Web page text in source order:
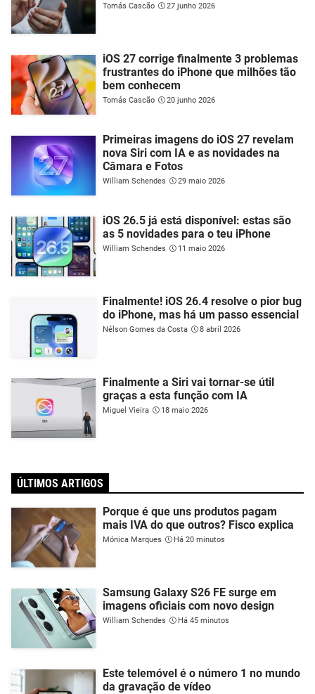
Tomás Cascão 27 junho 2026
iOS 27 corrige finalmente 3 problemas
frustrantes do iPhone que milhões tão
bem conhecem
Tomás Cascão 20 junho 2026
Primeiras imagens do iOS 27 revelam
nova Siri com IA e as novidades na
Câmara e Fotos
William Schendes 29 maio 2026
iOS 26.5 já está disponível: estas são
as 5 novidades para o teu iPhone
William Schendes 11 maio 2026
Finalmente! iOS 26.4 resolve o pior bug
do iPhone, mas há um passo essencial
Nélson Gomes da Costa 8 abril 2026
Finalmente a Siri vai tornar-se útil
graças a esta função com IA
Miguel Vieira 18 maio 2026
ÚLTIMOS ARTIGOS
Porque é que uns produtos pagam
mais IVA do que outros? Fisco explica
Mónica Marques Há 20 minutos
Samsung Galaxy S26 FE surge em
imagens oficiais com novo design
William Schendes Há 45 minutos
Este telemóvel é o número 1 no mundo
da gravação de vídeo